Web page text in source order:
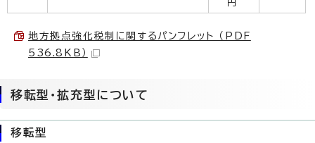
円
地方拠点強化税制に関するパンフレット （PDF
536.8KB）
移転型・拡充型について
移転型